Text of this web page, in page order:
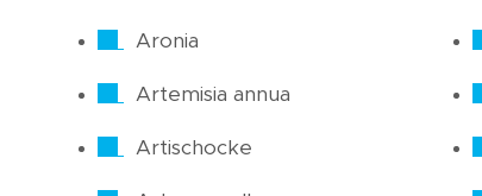
Aronia
Artemisia annua
Artischocke